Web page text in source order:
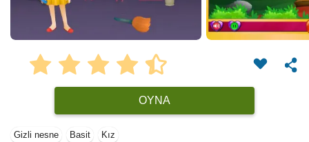
OYNA
Gizli nesne Basit Kız